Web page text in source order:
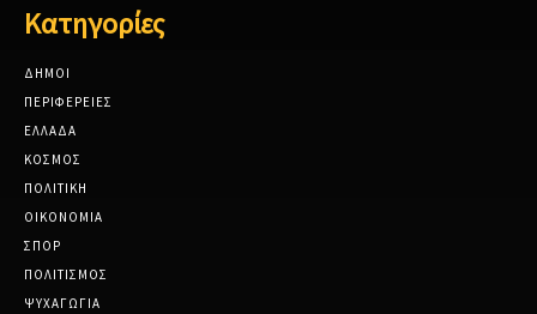
Κατηγορίες
ΔΗΜΟΙ
ΠΕΡΙΦΕΡΕΙΕΣ
ΕΛΛΑΔΑ
ΚΟΣΜΟΣ
ΠΟΛΙΤΙΚΗ
ΟΙΚΟΝΟΜΙΑ
ΣΠΟΡ
ΠΟΛΙΤΙΣΜΟΣ
ΨΥΧΑΓΩΓΙΑ